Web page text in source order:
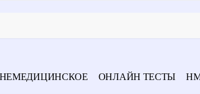
НЕМЕДИЦИНСКОЕ ОНЛАЙН ТЕСТЫ